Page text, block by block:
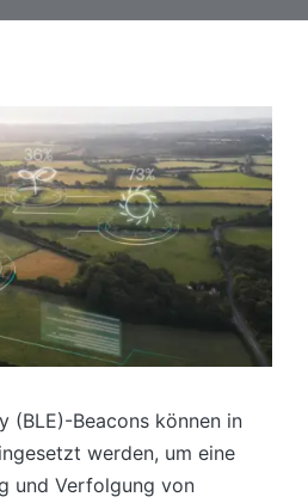
(BLE)-Beacons können in
werden, um eine
und Verfolgung von